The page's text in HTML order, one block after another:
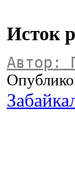
Исток
Автор: